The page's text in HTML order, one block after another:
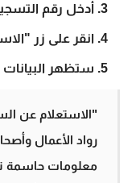
أدخل رقم
انقر على زر
ستظهر البيانات
"الاستعلام عن
رواد الأعمال
معلومات حاسمة